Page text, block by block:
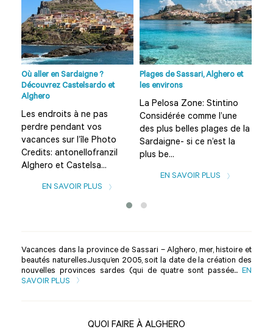
Où aller en Sardaigne ?
Découvrez Castelsardo et
Alghero
Les endroits à ne pas
perdre pendant vos
vacances sur l’île Photo
Credits: antonellofranzil
Alghero et Castelsa...
EN SAVOIR PLUS
Plages de Sassari, Alghero et
les environs
La Pelosa Zone: Stintino
Considérée comme l’une
des plus belles plages de la
Sardaigne- si ce n’est la
plus be...
EN SAVOIR PLUS
Vacances dans la province de Sassari – Alghero, mer, histoire et
beautés naturelles.Jusqu’en 2005, soit la date de la création des
nouvelles provinces sardes (qui de quatre sont passée... EN
SAVOIR PLUS
QUOI FAIRE À ALGHERO